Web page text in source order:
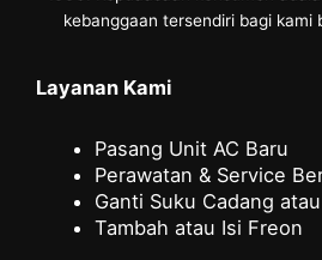
kebanggaan tersendiri bagi kami
Layanan Kami
Pasang Unit AC Baru
Perawatan & Service
Ganti Suku Cadang
Tambah atau Isi Freon